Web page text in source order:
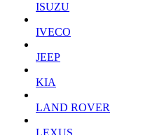
ISUZU
IVECO
JEEP
KIA
LAND ROVER
LEXUS